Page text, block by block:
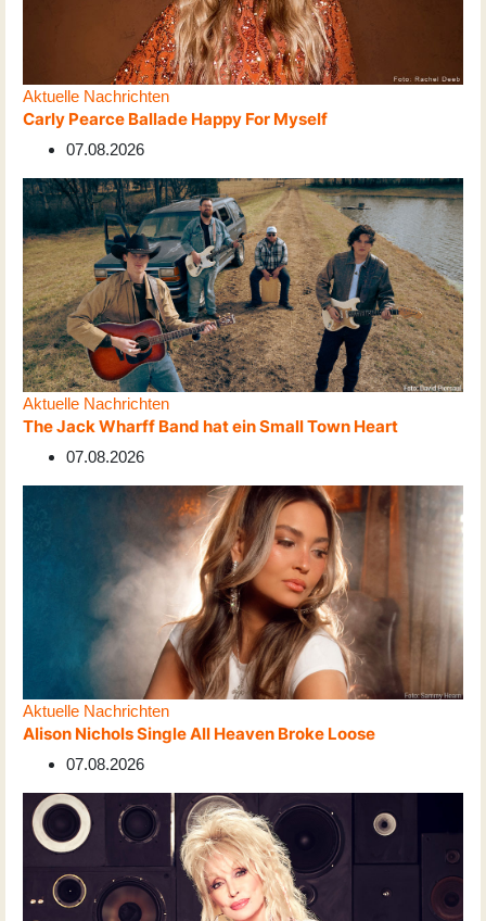
Aktuelle Nachrichten
Carly Pearce Ballade Happy For Myself
07.08.2026
Aktuelle Nachrichten
The Jack Wharff Band hat ein Small Town Heart
07.08.2026
Aktuelle Nachrichten
Alison Nichols Single All Heaven Broke Loose
07.08.2026